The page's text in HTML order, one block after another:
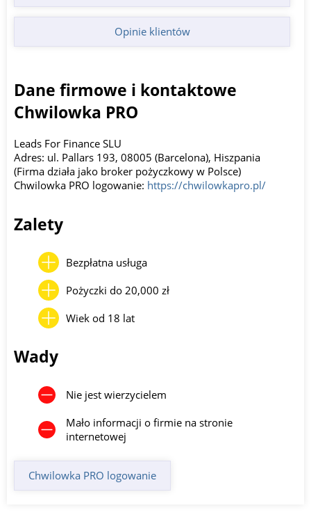
Opinie klientów
Dane firmowe i kontaktowe
Chwilowka PRO
Leads For Finance SLU
Adres: ul. Pallars 193, 08005 (Barcelona), Hiszpania
(Firma działa jako broker pożyczkowy w Polsce)
Chwilowka PRO logowanie: https://chwilowkapro.pl/
Zalety
Bezpłatna usługa
Pożyczki do 20,000 zł
Wiek od 18 lat
Wady
Nie jest wierzycielem
Mało informacji o firmie na stronie
internetowej
Chwilowka PRO logowanie